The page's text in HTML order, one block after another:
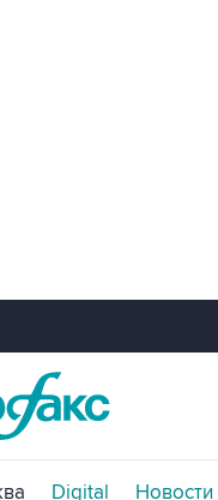
Digital Новости